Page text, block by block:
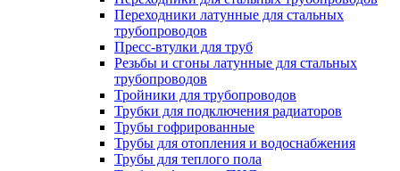
Переходники латунные для стальных
трубопроводов
Пресс-втулки для труб
Резьбы и сгоны латунные для стальных
трубопроводов
Тройники для трубопроводов
Трубки для подключения радиаторов
Трубы гофрированные
Трубы для отопления и водоснабжения
Трубы для теплого пола